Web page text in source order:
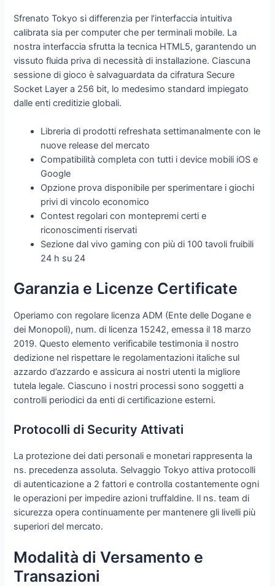
Sfrenato Tokyo si differenzia per l’interfaccia intuitiva
calibrata sia per computer che per terminali mobile. La
nostra interfaccia sfrutta la tecnica HTML5, garantendo un
vissuto fluida priva di necessità di installazione. Ciascuna
sessione di gioco è salvaguardata da cifratura Secure
Socket Layer a 256 bit, lo medesimo standard impiegato
dalle enti creditizie globali.
Libreria di prodotti refreshata settimanalmente con le
nuove release del mercato
Compatibilità completa con tutti i device mobili iOS e
Google
Opzione prova disponibile per sperimentare i giochi
privi di vincolo economico
Contest regolari con montepremi certi e
riconoscimenti riservati
Sezione dal vivo gaming con più di 100 tavoli fruibili
24 h su 24
Garanzia e Licenze Certificate
Operiamo con regolare licenza ADM (Ente delle Dogane e
dei Monopoli), num. di licenza 15242, emessa il 18 marzo
2019. Questo elemento verificabile testimonia il nostro
dedizione nel rispettare le regolamentazioni italiche sul
azzardo d’azzardo e assicura ai nostri utenti la migliore
tutela legale. Ciascuno i nostri processi sono soggetti a
controlli periodici da enti di certificazione esterni.
Protocolli di Security Attivati
La protezione dei dati personali e monetari rappresenta la
ns. precedenza assoluta. Selvaggio Tokyo attiva protocolli
di autenticazione a 2 fattori e controlla costantemente ogni
le operazioni per impedire azioni truffaldine. Il ns. team di
sicurezza opera continuamente per mantenere gli livelli più
superiori del mercato.
Modalità di Versamento e
Transazioni